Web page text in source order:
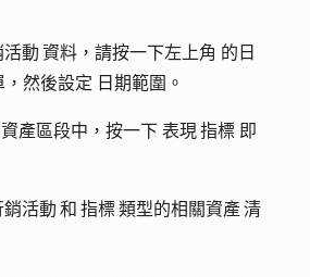
動 資料，請按一下左上角 的日
，然後設定 日期範圍 。
產區段中，按一下 表現 指標 即
活動 和 指標 類型的相關資產 清